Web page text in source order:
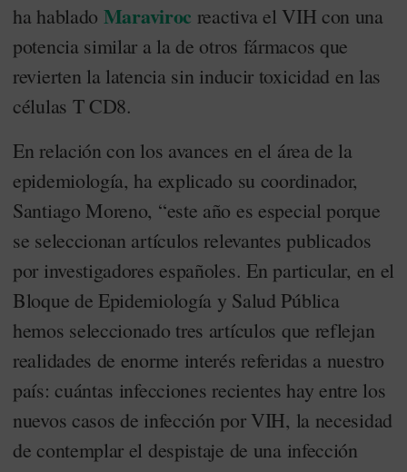
ha hablado Maraviroc reactiva el VIH con una
potencia similar a la de otros fármacos que
revierten la latencia sin inducir toxicidad en las
células T CD8.
En relación con los avances en el área de la
epidemiología, ha explicado su coordinador,
Santiago Moreno, “este año es especial porque
se seleccionan artículos relevantes publicados
por investigadores españoles. En particular, en el
Bloque de Epidemiología y Salud Pública
hemos seleccionado tres artículos que reflejan
realidades de enorme interés referidas a nuestro
país: cuántas infecciones recientes hay entre los
nuevos casos de infección por VIH, la necesidad
de contemplar el despistaje de una infección